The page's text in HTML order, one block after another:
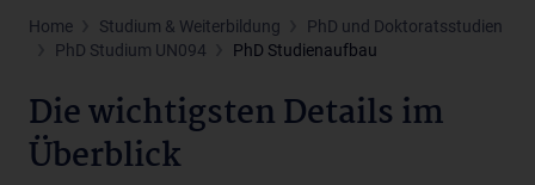
Home Studium & Weiterbildung
PhD und Doktoratsstudien
PhD Studium UN094
PhD Studienaufbau
Die wichtigsten Details im
Überblick